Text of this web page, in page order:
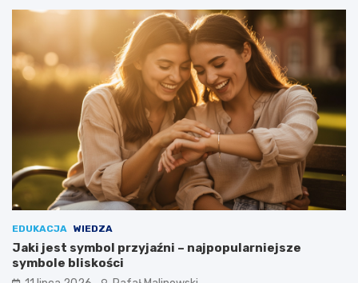
EDUKACJA WIEDZA
Jaki jest symbol przyjaźni – najpopularniejsze
symbole bliskości